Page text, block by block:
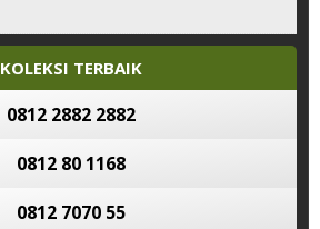
KOLEKSI TERBAIK
0812 2882 2882
0812 80 1168
0812 7070 55